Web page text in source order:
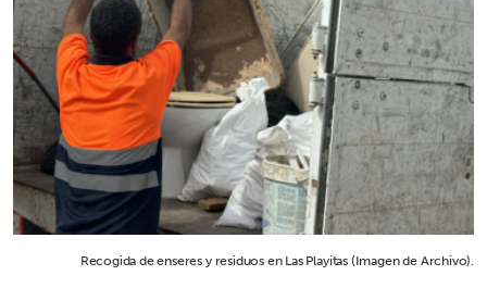
Recogida de enseres y residuos en Las Playitas (Imagen de Archivo).